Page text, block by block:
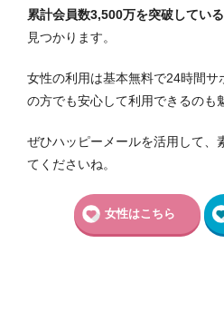
累計会員数3,500万を突破している
見つかります。
女性の利用は基本無料で24時間サ
の方でも安心して利用できるのも
ぜひハッピーメールを活用して、
てくださいね。
女性はこちら